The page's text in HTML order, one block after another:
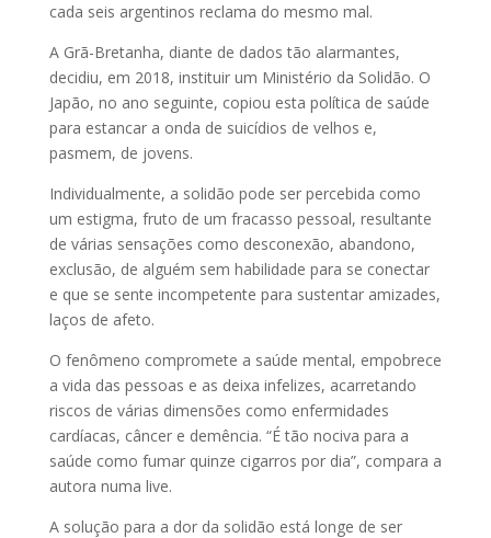
cada seis argentinos reclama do mesmo mal.
A Grã-Bretanha, diante de dados tão alarmantes,
decidiu, em 2018, instituir um Ministério da Solidão. O
Japão, no ano seguinte, copiou esta política de saúde
para estancar a onda de suicídios de velhos e,
pasmem, de jovens.
Individualmente, a solidão pode ser percebida como
um estigma, fruto de um fracasso pessoal, resultante
de várias sensações como desconexão, abandono,
exclusão, de alguém sem habilidade para se conectar
e que se sente incompetente para sustentar amizades,
laços de afeto.
O fenômeno compromete a saúde mental, empobrece
a vida das pessoas e as deixa infelizes, acarretando
riscos de várias dimensões como enfermidades
cardíacas, câncer e demência. “É tão nociva para a
saúde como fumar quinze cigarros por dia”, compara a
autora numa live.
A solução para a dor da solidão está longe de ser